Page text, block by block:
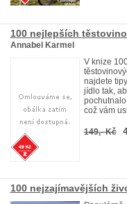
100 nejlepších
Annabel Karmel
V knize
najdete
jídlo tak,
což vám
149,- Kč
100 nejzajímavějších